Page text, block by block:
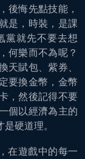
後悔先點技能，
是，時裝，是課
黨就先不要去想
何樂而不為呢？
天賦包、紫券、
要換金幣，金幣
，然後記得不要
個以經濟為主的
硬道理。
在遊戲中的每一